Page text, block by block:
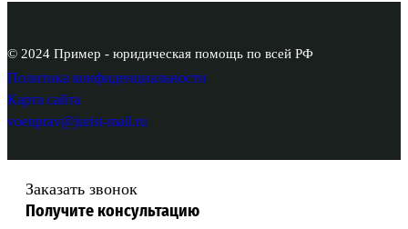
© 2024 Пример - юридическая помощь по всей РФ
Политика конфиденциальности
Карта сайта
voenprav@jurist-mail.ru
Заказать звонок
Получите консультацию